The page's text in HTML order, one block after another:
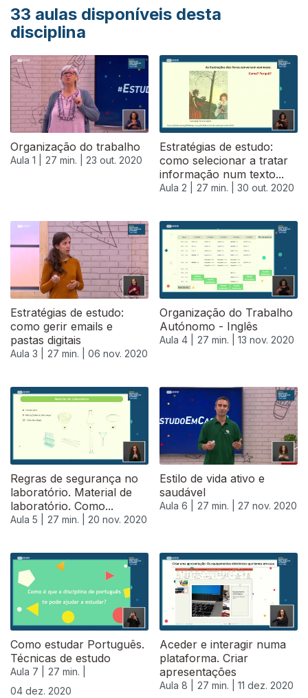
33 aulas disponíveis desta
disciplina
Organização do trabalho
Aula 1 | 27 min. | 23 out. 2020
Estratégias de estudo:
como selecionar a tratar
informação num texto...
Aula 2 | 27 min. | 30 out. 2020
Estratégias de estudo:
como gerir emails e
pastas digitais
Aula 3 | 27 min. | 06 nov. 2020
Organização do Trabalho
Autónomo - Inglês
Aula 4 | 27 min. | 13 nov. 2020
Regras de segurança no
laboratório. Material de
laboratório. Como...
Aula 5 | 27 min. | 20 nov. 2020
Estilo de vida ativo e
saudável
Aula 6 | 27 min. | 27 nov. 2020
Como estudar Português.
Técnicas de estudo
Aula 7 |
27 min. |
04 dez. 2020
Aceder e interagir numa
plataforma. Criar
apresentações
Aula 8 | 27 min. | 11 dez. 2020